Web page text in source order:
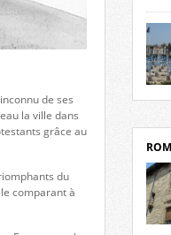
de ses
la ville dans
grâce au
du
comparant à
par